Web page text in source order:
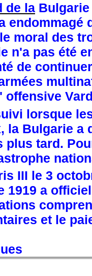
de la
moral des
n'a pas été
de
lorsque
la Bulgarie a
tard.
III le 3
1919 a
et le